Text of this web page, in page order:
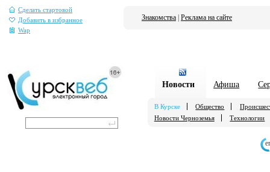
Сделать стартовой
Добавить в избранное
Wap
Знакомства Реклама на сайте
Новости Афиша
В Курске Общество
Новости Черноземья
Технологии